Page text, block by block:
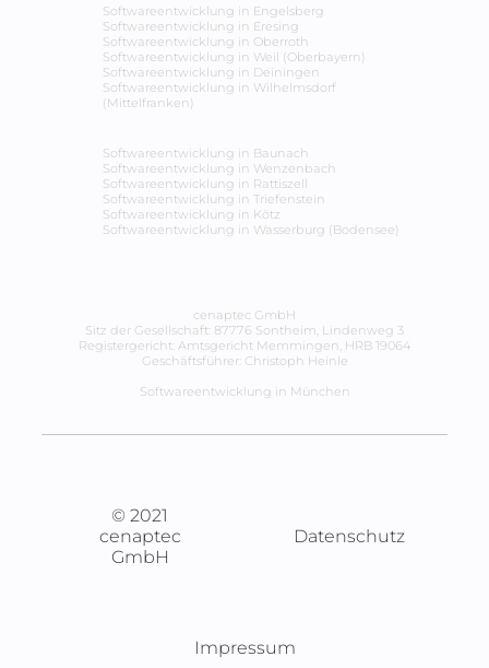
Softwareentwicklung in Engelsberg
Softwareentwicklung in Eresing
Softwareentwicklung in Oberroth
Softwareentwicklung in Weil (Oberbayern)
Softwareentwicklung in Deiningen
Softwareentwicklung in Wilhelmsdorf
(Mittelfranken)
Softwareentwicklung in Baunach
Softwareentwicklung in Wenzenbach
Softwareentwicklung in Rattiszell
Softwareentwicklung in Triefenstein
Softwareentwicklung in Kötz
Softwareentwicklung in Wasserburg (Bodensee)
cenaptec GmbH
Sitz der Gesellschaft: 87776 Sontheim, Lindenweg 3
Registergericht: Amtsgericht Memmingen, HRB 19064
Geschäftsführer: Christoph Heinle
Softwareentwicklung in München
© 2021
cenaptec
GmbH
Datenschutz
Impressum